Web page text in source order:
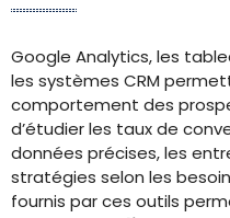
Google Analytics, les
les systèmes CRM
comportement des
d’étudier les taux de
données précises, les
stratégies selon les
fournis par ces outils